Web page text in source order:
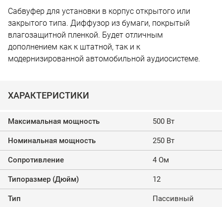
Cабвуфер для установки в корпус открытого или
закрытого типа. Диффузор из бумаги, покрытый
влагозащитной пленкой. Будет отличным
дополнением как к штатной, так и к
модернизированной автомобильной аудиосистеме.
ХАРАКТЕРИСТИКИ
Максимальная мощность 500 Вт
Номинальная мощность 250 Вт
Сопротивление 4 Ом
Типоразмер (Дюйм) 12
Тип Пассивный